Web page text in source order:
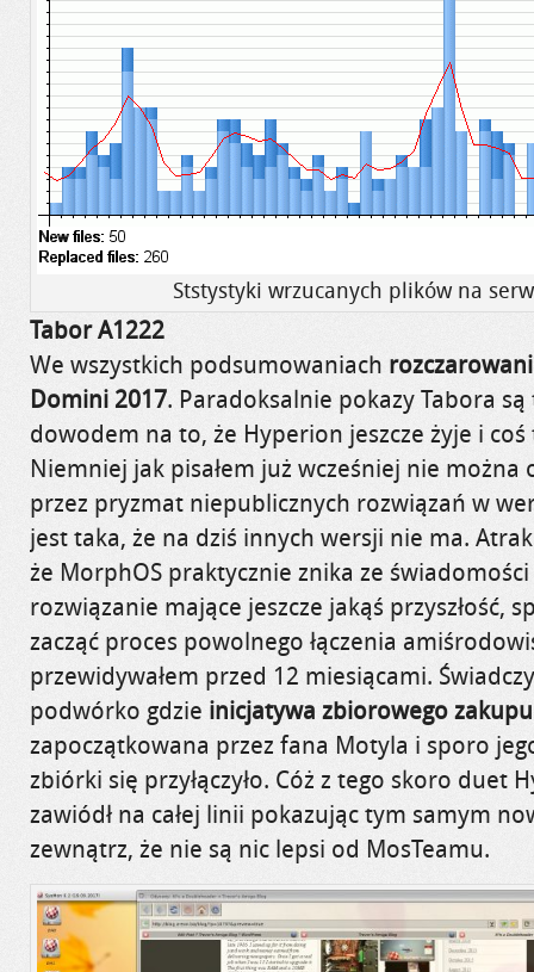
Ststystyki wrzucanych plików na
Tabor A1222
We wszystkich podsumowaniach
Domini 2017. Paradoksalnie pokazy Tabora
dowodem na to, że Hyperion jeszcze żyje i
Niemniej jak pisałem już wcześniej nie można
przez pryzmat niepublicznych rozwiązań w
jest taka, że na dziś innych wersji nie ma.
że MorphOS praktycznie znika ze
rozwiązanie mające jeszcze jakąś przyszłość,
zacząć proces powolnego łączenia
przewidywałem przed 12 miesiącami.
podwórko gdzie inicjatywa zbiorowego
zapoczątkowana przez fana Motyla i sporo
zbiórki się przyłączyło. Cóż z tego skoro duet
zawiódł na całej linii pokazując tym samym
zewnątrz, że nie są nic lepsi od MosTeamu.